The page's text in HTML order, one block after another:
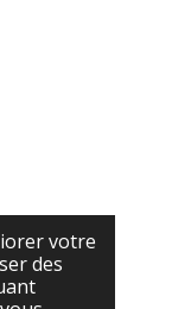
votre
des